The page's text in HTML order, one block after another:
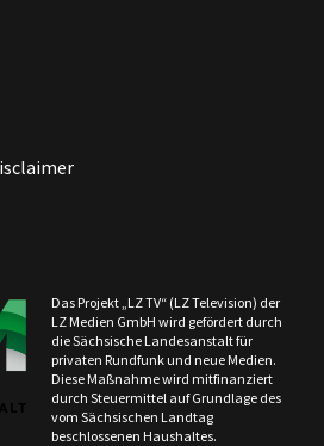
Das Projekt „LZ TV“ (LZ Television) der
LZ Medien GmbH wird gefördert durch
die Sächsische Landesanstalt für
privaten Rundfunk und neue Medien.
Diese Maßnahme wird mitfinanziert
durch Steuermittel auf Grundlage des
vom Sächsischen Landtag
beschlossenen Haushaltes.